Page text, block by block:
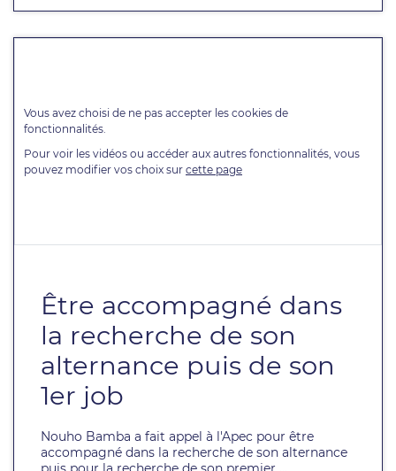
Être accompagné dans
la recherche de son
alternance puis de son
1er job
Nouho Bamba a fait appel à l'Apec pour être
accompagné dans la recherche de son alternance